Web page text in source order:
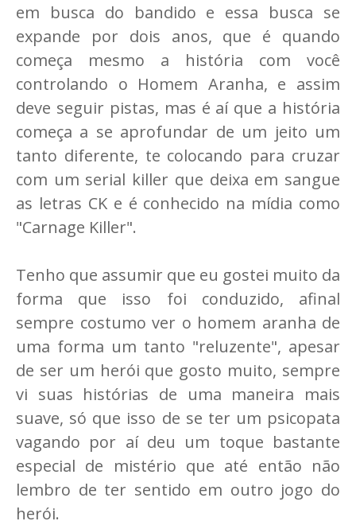
em busca do bandido e essa busca se
expande por dois anos, que é quando
começa mesmo a história com você
controlando o Homem Aranha, e assim
deve seguir pistas, mas é aí que a história
começa a se aprofundar de um jeito um
tanto diferente, te colocando para cruzar
com um serial killer que deixa em sangue
as letras CK e é conhecido na mídia como
"Carnage Killer".
Tenho que assumir que eu gostei muito da
forma que isso foi conduzido, afinal
sempre costumo ver o homem aranha de
uma forma um tanto "reluzente", apesar
de ser um herói que gosto muito, sempre
vi suas histórias de uma maneira mais
suave, só que isso de se ter um psicopata
vagando por aí deu um toque bastante
especial de mistério que até então não
lembro de ter sentido em outro jogo do
herói.